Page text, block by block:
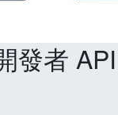
發者 API